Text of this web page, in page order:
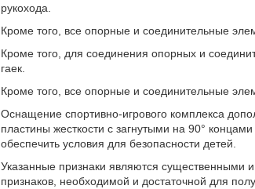
рукохода.
Кроме того, все опорные и соединительные
Кроме того, для соединения опорных и
гаек.
Кроме того, все опорные и соединительные
Оснащение спортивно-игрового комплекса
пластины жесткости с загнутыми на 90°
обеспечить условия для безопасности детей.
Указанные признаки являются существенными
признаков, необходимой и достаточной для